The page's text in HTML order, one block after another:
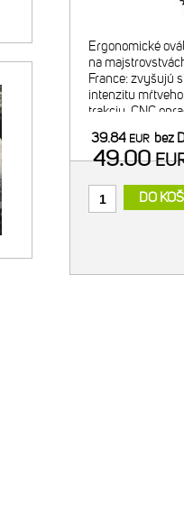
Ergonomické
na
France: zvyšujú
intenzitu
trakciu. CNC
Vnútorný
Kompatibi
39.84 EUR bez
49.00
DO